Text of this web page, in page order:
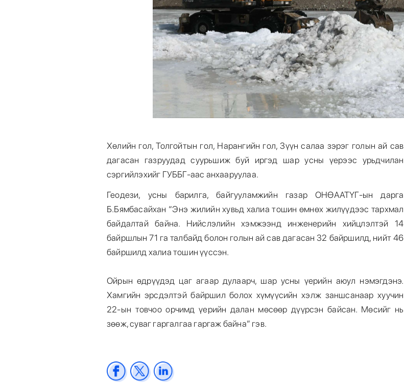
Хөлийн гол, Толгойтын гол, Нарангийн гол, Зүүн салаа зэрэг голын ай сав
дагасан газруудад суурьшиж буй иргэд шар усны үерээс урьдчилан
сэргийлэхийг ГУББГ-аас анхааруулаа.
Геодези, усны барилга, байгууламжийн газар ОНӨААТҮГ-ын дарга
Б.Бямбасайхан “Энэ жилийн хувьд халиа тошин өмнөх жилүүдээс тархмал
байдалтай байна. Нийслэлийн хэмжээнд инженерийн хийцлэлтэй 14
байршлын 71 га талбайд болон голын ай сав дагасан 32 байршилд, нийт 46
байршилд халиа тошин үүссэн.
Ойрын өдрүүдэд цаг агаар дулаарч, шар усны үерийн аюул нэмэгдэнэ.
Хамгийн эрсдэлтэй байршил болох хүмүүсийн хэлж заншсанаар хуучин
22-ын товчоо орчимд үерийн далан мөсөөр дүүрсэн байсан. Мөсийг нь
зөөж, суваг гаргалгаа гаргаж байна” гэв.